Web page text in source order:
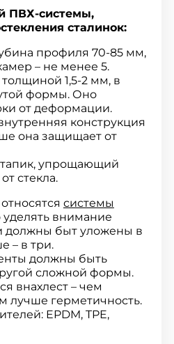
ПВХ-системы,
сталинок:
профиля 70-85 мм,
– не менее 5.
1,5-2 мм, в
формы. Оно
от деформации.
конструкция
она защищает от
упрощающий
стекла.
системы
внимание
должны быт уложены в
– в три.
должны быть
сложной формы.
внахлест – чем
лучше герметичность.
EPDM, TPE,